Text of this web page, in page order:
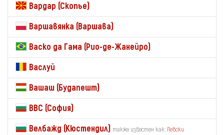
Вардар (Скопье)
Варшавянка (Варшава)
Васко да Гама (Рио-де-Жанейро)
Васлуй
Вашаш (Будапешт)
ВВС (София)
Велбажд (Кюстендил) также известен как:Левски